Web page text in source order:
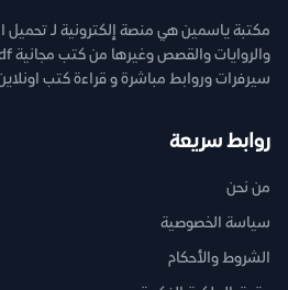
مكتبة ياسمين هي منصة إلكترونية لـ تحميل
سيرفرات وروابط مباشرة و قراءة كتب
روابط سريعة
من نحن
سياسة الخصوصية
الشروط والأحكام